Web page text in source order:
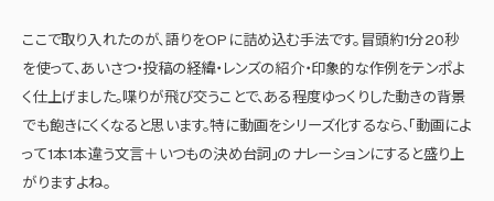
ここで取り入れたのが、語りをOPに詰め込む手法です。冒頭約1分20秒
を使って、あいさつ・投稿の経緯・レンズの紹介・印象的な作例をテンポよ
く仕上げました。喋りが飛び交うことで、ある程度ゆっくりした動きの背景
でも飽きにくくなると思います。特に動画をシリーズ化するなら、「動画によ
って1本1本違う文言＋いつもの決め台詞」のナレーションにすると盛り上
がりますよね。